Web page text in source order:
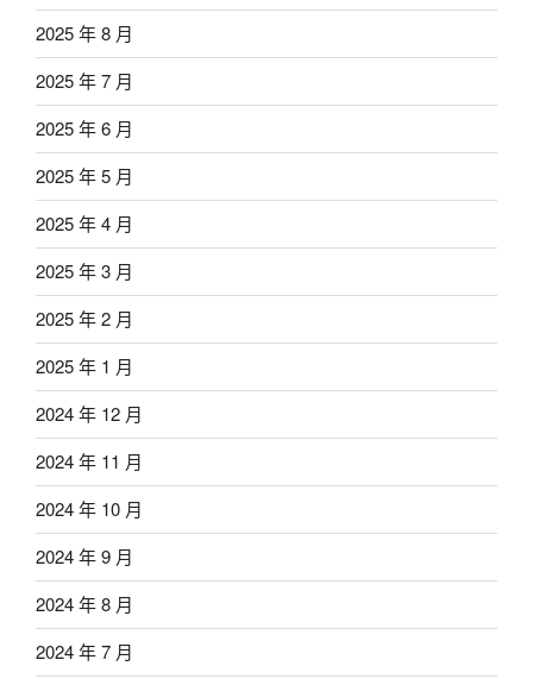
2025 年 8 月
2025 年 7 月
2025 年 6 月
2025 年 5 月
2025 年 4 月
2025 年 3 月
2025 年 2 月
2025 年 1 月
2024 年 12 月
2024 年 11 月
2024 年 10 月
2024 年 9 月
2024 年 8 月
2024 年 7 月